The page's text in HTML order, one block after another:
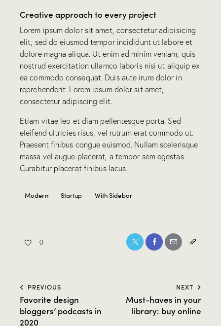
Creative approach to every project
Lorem ipsum dolor sit amet, consectetur adipisicing
elit, sed do eiusmod tempor incididunt ut labore et
dolore magna aliqua. Ut enim ad minim veniam, quis
nostrud exercitation ullamco laboris nisi ut aliquip ex
ea commodo consequat. Duis aute irure dolor in
reprehenderit. Lorem ipsum dolor sit amet,
consectetur adipiscing elit.
Etiam vitae leo et diam pellentesque porta. Sed
eleifend ultricies risus, vel rutrum erat commodo ut.
Praesent finibus congue euismod. Nullam scelerisque
massa vel augue placerat, a tempor sem egestas.
Curabitur placerat finibus lacus.
Modern Startup With Sidebar
0
PREVIOUS
Favorite design
bloggers’ podcasts in
2020
NEXT
Must-haves in your
library: buy online